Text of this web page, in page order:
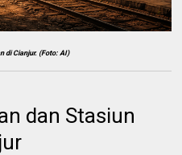
di Cianjur. (Foto: AI)
dan Stasiun